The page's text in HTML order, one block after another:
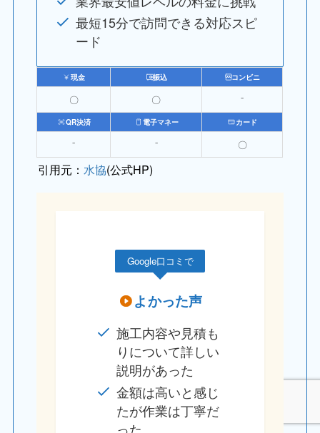
最短15分で訪問できる対応スピ
ード
現金 振込 コンビニ
〇 〇 ⁻
QR決済 電子マネー カード
⁻ ⁻ 〇
引用元： 水協(公式HP)
Google口コミで
よかった声
施工内容や見積も
りについて詳しい
説明があった
金額は高いと感じ
たが作業は丁寧だ
った